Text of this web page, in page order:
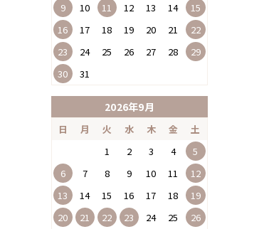
9
10 11 12 13 14
15
16
17 18 19 20 21
22
23
24 25 26 27 28
29
30
31
2026年9月
日 月 火 水 木 金
土
1
2 3 4
5
6
7 8 9 10 11
12
13
14 15 16 17 18
19
20
21 22 23 24 25 26